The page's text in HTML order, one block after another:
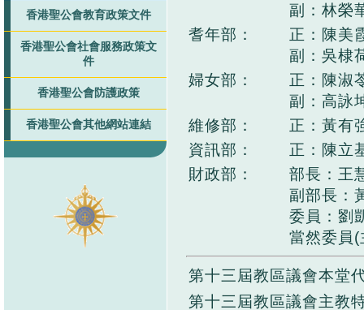
香港聖公會教育政策文件
香港聖公會社會服務政策文
件
香港聖公會防護政策
香港聖公會其他網站連結
副：林榮
耆年部：
正：陳美
副：吳棣
婦女部：
正：陳淑
副：高詠
維修部：
正：黃有
資訊部：
正：陳立
財政部：
部長：王
副部長：
委員：劉
當然委員
第十三屆教區議會本堂
第十三屆教區議會主教